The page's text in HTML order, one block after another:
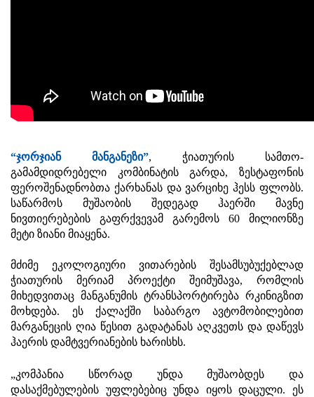
“ჯორჯიან მანგანეზი”, ჭიათურის სამთო-
გამამდიდრებელი კომბინატის გარდა, ზესტაფონის
ფეროშენადნობთა ქარხანას და ვარციხე ჰესს ფლობს.
საწარმოს მუშაობის შედეგად ჰაერში მავნე
ნივთიერებების გაფრქვევამ გარემოს 60 მილიონზე
მეტი ზიანი მიაყენა.
მძიმე ეკოლოგიური ვითარების შესამსუბუქებლად
ჭიათურის მერიამ პროექტი შეიმუშავა, რომლის
მიხედვითაც მანგანუმის ტრანსპორტირება რკინიგზით
მოხდება. ეს ქალაქში საბარგო ავტომობილებით
მარგანეცის ღია წესით გადატანას აღკვეთს და დაწევს
ჰაერის დამტვერიანების ხარისხს.
„კომპანია სწორად უნდა მუშაობდეს და
დასაქმებულების უფლებებიც უნდა იყოს დაცული. ეს